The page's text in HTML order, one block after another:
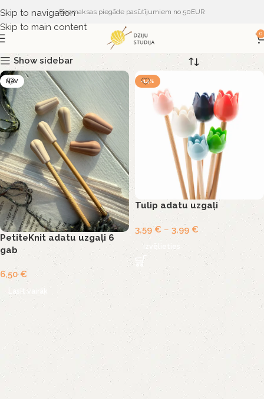
Skip to navigation
Skip to main content
Bezmaksas piegāde pasūtījumiem no 50EUR
0
Show sidebar
NAV
PetiteKnit adatu uzgaļi 6
gab
6,50€
Lasīt vairāk
-14%
Tulip adatu uzgaļi
3,59€ – 3,99 €
Izvēlieties